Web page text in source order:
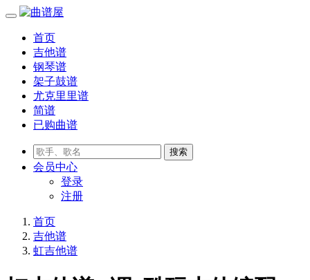
首页
吉他谱
钢琴谱
架子鼓谱
尤克里里谱
简谱
已购曲谱
会员中心
登录
注册
首页
吉他谱
虹吉他谱